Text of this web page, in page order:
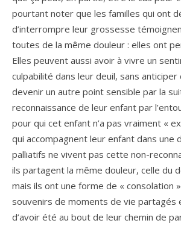
pourtant noter que les familles qui ont
d’interrompre leur grossesse
toutes de la même douleur : elles ont
Elles peuvent aussi avoir à vivre un
culpabilité dans leur deuil, sans anticiper
devenir un autre point sensible par la
reconnaissance de leur enfant par
pour qui cet enfant n’a pas vraiment «
qui accompagnent leur enfant dans une
palliatifs ne vivent pas cette non-
ils partagent la même douleur, celle du
mais ils ont une forme de « consolation
souvenirs de moments de vie partagés
d’avoir été au bout de leur chemin de